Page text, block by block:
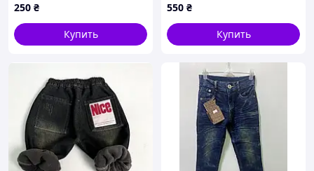
250 ₴
Купить
550 ₴
Купить